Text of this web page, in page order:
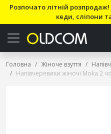
Розпочато літній
кеди, сліпони
Головна Жіноче взуття
Напівчеревики жіночі Moka 2